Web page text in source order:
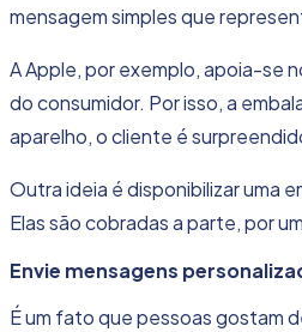
mensagem simples que
A Apple, por exemplo, apoia-se
do consumidor. Por isso, a
aparelho, o cliente é
Outra ideia é disponibilizar uma
Elas são cobradas a parte, por
Envie mensagens
É um fato que pessoas gostam